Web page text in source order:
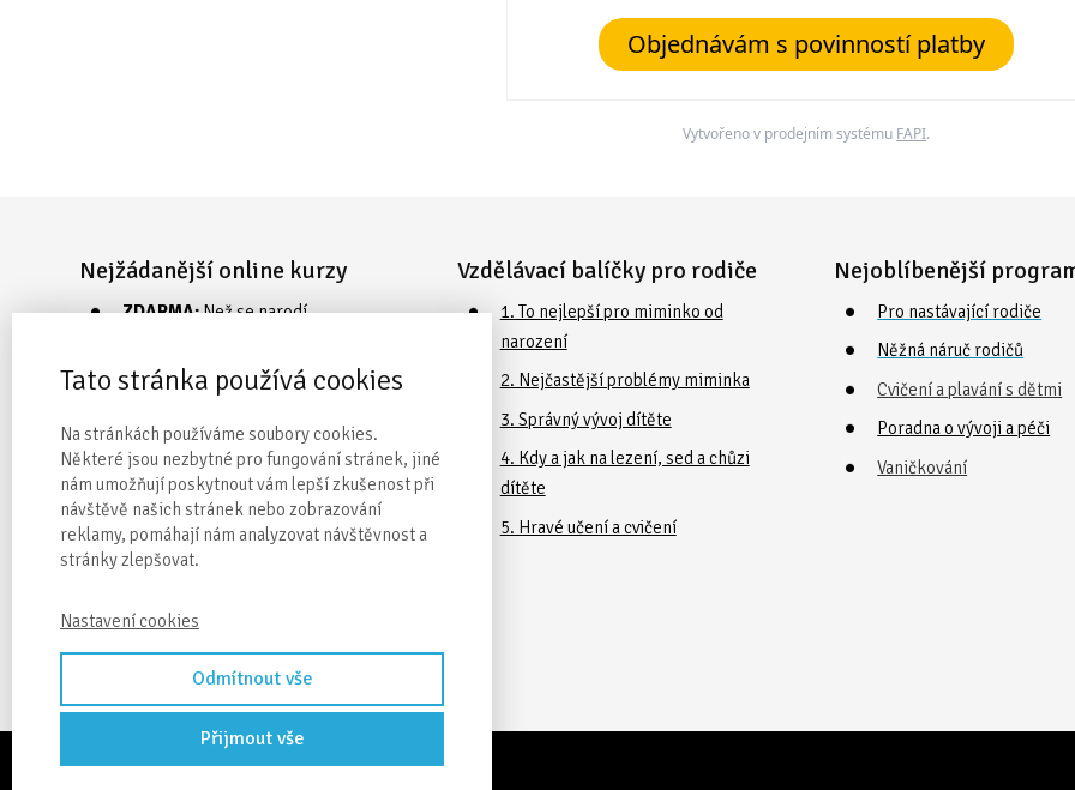
Objednávám s povinností platby
Vytvořeno v prodejním systému FAPI.
Nejžádanější online kurzy
ZDARMA:Než se narodí
rodičovstvím
TOP balíček: To nejlepší
pro miminko
NEJ webinář: Denní a noční režim
miminka
Vzdělávací balíčky pro rodiče
1. To nejlepší pro miminko od
narození
2. Nejčastější problémy miminka
3. Správný vývoj dítěte
4. Kdy a jak na lezení, sed a chůzi
dítěte
5. Hravé učení a cvičení
Nejoblíbenější
Pro nastávající rodiče
Něžná náruč rodičů
Cvičení a plavání s dětmi
Poradna o vývoji a péči
Vaničkování
Tato stránka používá cookies
Na stránkách používáme soubory cookies.
Některé jsou nezbytné pro fungování stránek, jiné
nám umožňují poskytnout vám lepší zkušenost při
návštěvě našich stránek nebo zobrazování
reklamy, pomáhají nám analyzovat návštěvnost a
stránky zlepšovat.
Nastavení cookies
Odmítnout vše
Přijmout vše